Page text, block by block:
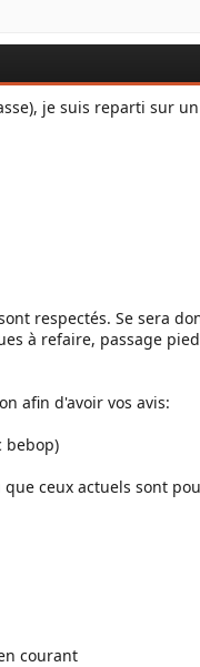
je suis reparti sur
respectés. Se sera
à refaire, passage
afin d'avoir vos avis:
bebop)
ceux actuels sont
courant